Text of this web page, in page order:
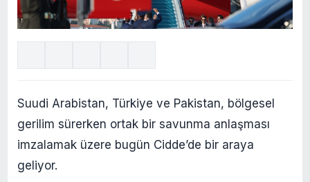
Suudi Arabistan, Türkiye ve Pakistan, bölgesel
gerilim sürerken ortak bir savunma anlaşması
imzalamak üzere bugün Cidde’de bir araya
geliyor.